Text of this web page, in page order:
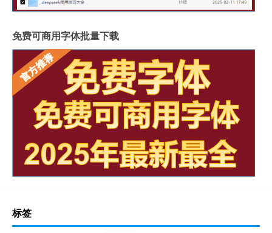
免费可商用字体批量下载
标签